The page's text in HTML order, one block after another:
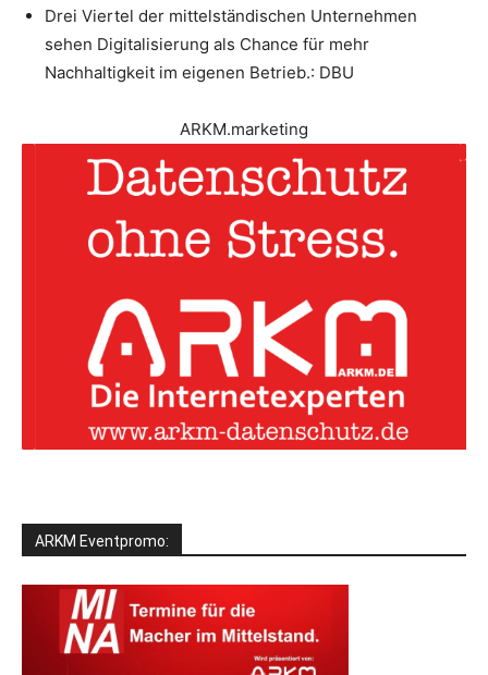
Drei Viertel der mittelständischen Unternehmen
sehen Digitalisierung als Chance für mehr
Nachhaltigkeit im eigenen Betrieb.: DBU
ARKM.marketing
ARKM Eventpromo: